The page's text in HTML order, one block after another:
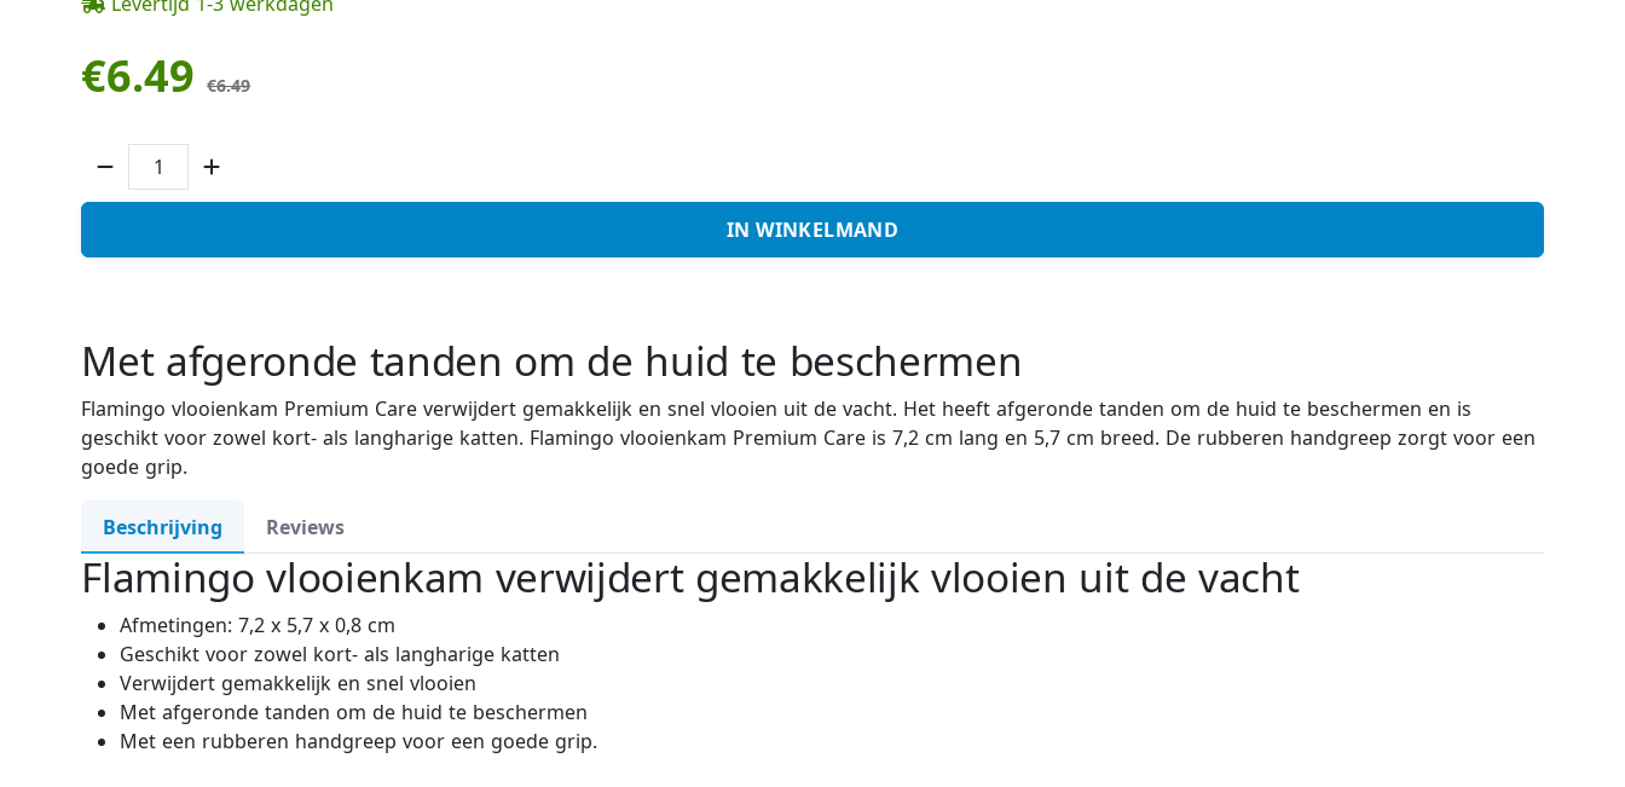
€6.49€6.49
IN WINKELMAND
Met afgeronde tanden om de huid te beschermen
Flamingo vlooienkam Premium Care verwijdert gemakkelijk en snel vlooien uit de vacht. Het heeft afgeronde tanden om de huid te beschermen en is
geschikt voor zowel kort- als langharige katten. Flamingo vlooienkam Premium Care is 7,2 cm lang en 5,7 cm breed. De rubberen handgreep zorgt voor een
goede grip.
Beschrijving Reviews
Flamingo vlooienkam verwijdert gemakkelijk vlooien uit de vacht
Afmetingen: 7,2 x 5,7 x 0,8 cm
Geschikt voor zowel kort- als langharige katten
Verwijdert gemakkelijk en snel vlooien
Met afgeronde tanden om de huid te beschermen
Met een rubberen handgreep voor een goede grip.